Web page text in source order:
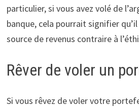
particulier, si vous avez volé de
banque, cela pourrait signifier
source de revenus contraire à
Rêver de voler un
Si vous rêvez de voler votre